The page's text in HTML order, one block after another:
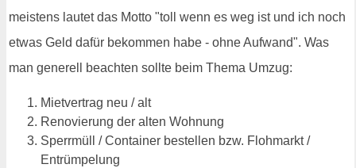
meistens lautet das Motto "toll wenn es weg ist und ich noch
etwas Geld dafür bekommen habe - ohne Aufwand". Was
man generell beachten sollte beim Thema Umzug:
Mietvertrag neu / alt
Renovierung der alten Wohnung
Sperrmüll / Container bestellen bzw. Flohmarkt /
Entrümpelung